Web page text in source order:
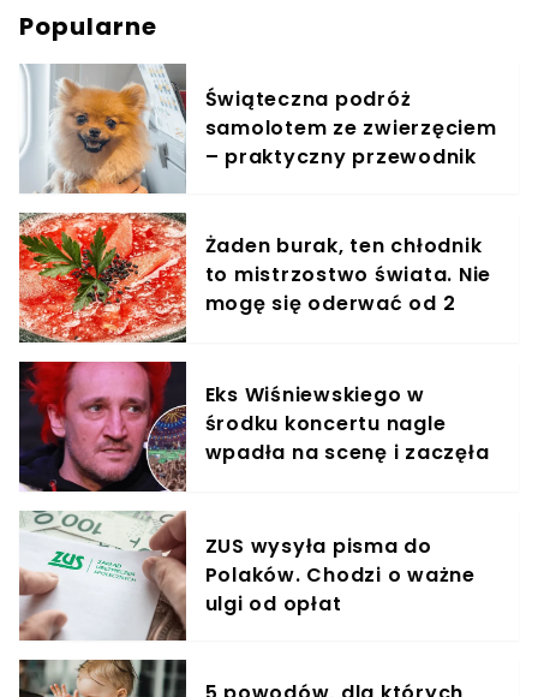
Popularne
Świąteczna podróż
samolotem ze zwierzęciem
– praktyczny przewodnik
Żaden burak, ten chłodnik
to mistrzostwo świata. Nie
mogę się oderwać od 2
Eks Wiśniewskiego w
środku koncertu nagle
wpadła na scenę i zaczęła
ZUS wysyła pisma do
Polaków. Chodzi o ważne
ulgi od opłat